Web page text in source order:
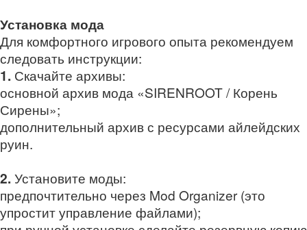
Установка мода
Для комфортного игрового опыта рекомендуем
следовать инструкции:
1. Скачайте архивы:
основной архив мода «SIRENROOT / Корень
Сирены»;
дополнительный архив с ресурсами айлейдских
руин.
2. Установите моды:
предпочтительно через Mod Organizer (это
упростит управление файлами);